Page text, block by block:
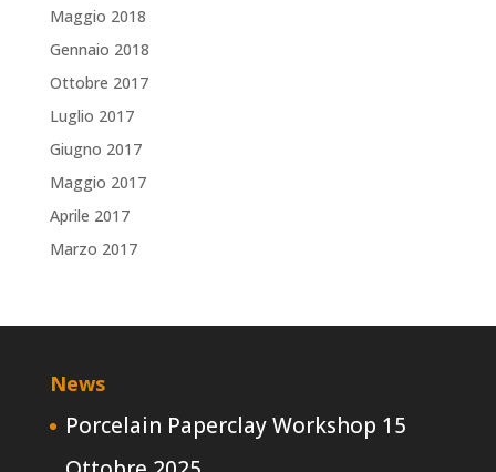
Maggio 2018
Gennaio 2018
Ottobre 2017
Luglio 2017
Giugno 2017
Maggio 2017
Aprile 2017
Marzo 2017
News
Porcelain Paperclay Workshop 15